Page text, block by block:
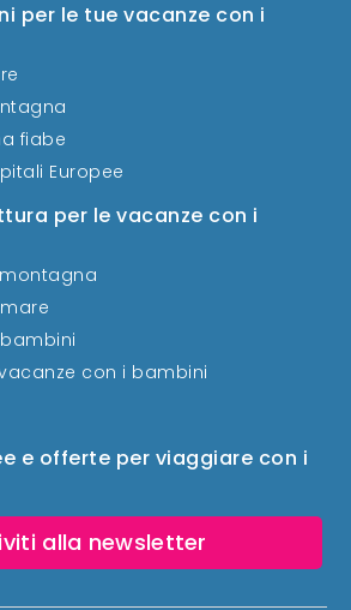
e offerte per viaggiare con i
alla newsletter
per le tue vacanze con i
fiabe
Europee
per le vacanze con i
con i bambini